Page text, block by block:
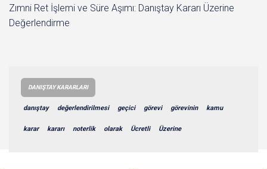
Zımni Ret İşlemi ve Süre Aşımı: Danıştay Kararı Üzerine
Değerlendirme
DANIŞTAY KARARLARI
danıştay değerlendirilmesi geçici görevi görevinin kamu
karar kararı noterlik olarak Ücretli Üzerine